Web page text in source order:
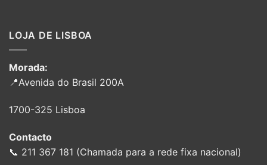
LOJA DE LISBOA
Morada:
📍Avenida do Brasil 200A
1700-325 Lisboa
Contacto
📞 211 367 181 (Chamada para a rede fixa nacional)